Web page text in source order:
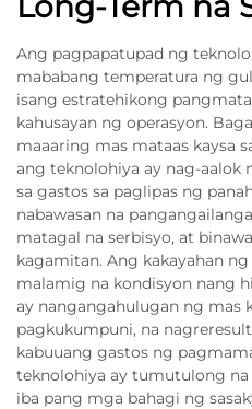
Ang pagpapatupad ng
mababang temperatura ng
isang estratehikong
kahusayan ng operasyon.
maaaring mas mataas kaysa
ang teknolohiya ay nag-
sa gastos sa paglipas ng
nabawasan na
matagal na serbisyo, at
kagamitan. Ang kakayahan
malamig na kondisyon nang
ay nangangahulugan ng mas
pagkukumpuni, na
kabuuang gastos ng
teknolohiya ay tumutulong na
iba pang mga bahagi ng